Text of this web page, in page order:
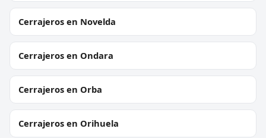
Cerrajeros en Novelda
Cerrajeros en Ondara
Cerrajeros en Orba
Cerrajeros en Orihuela